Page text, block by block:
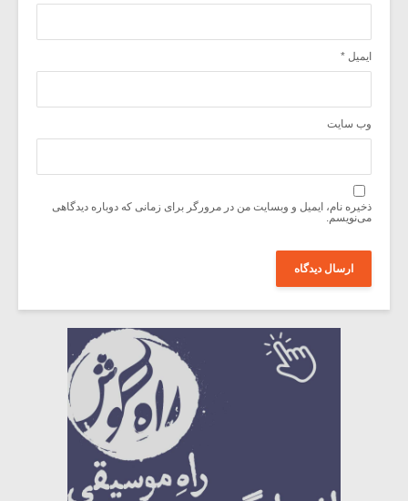
ایمیل *
وب‌ سایت
ذخیره نام، ایمیل و وبسایت من در مرورگر برای زمانی که دوباره دیدگاهی
می‌نویسم.